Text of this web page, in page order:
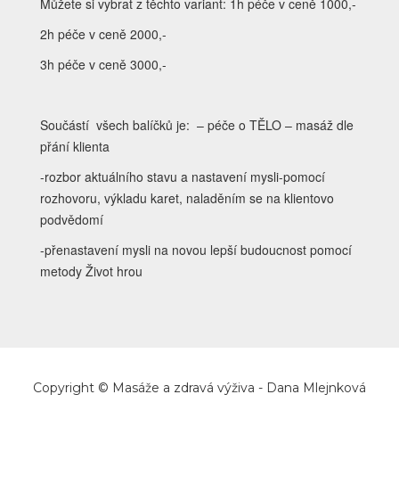
Můžete si vybrat z těchto variant: 1h péče v ceně 1000,-
2h péče v ceně 2000,-
3h péče v ceně 3000,-
Součástí všech balíčků je: – péče o TĚLO – masáž dle
přání klienta
-rozbor aktuálního stavu a nastavení mysli-pomocí
rozhovoru, výkladu karet, naladěním se na klientovo
podvědomí
-přenastavení mysli na novou lepší budoucnost pomocí
metody Život hrou
Copyright © Masáže a zdravá výživa - Dana Mlejnková